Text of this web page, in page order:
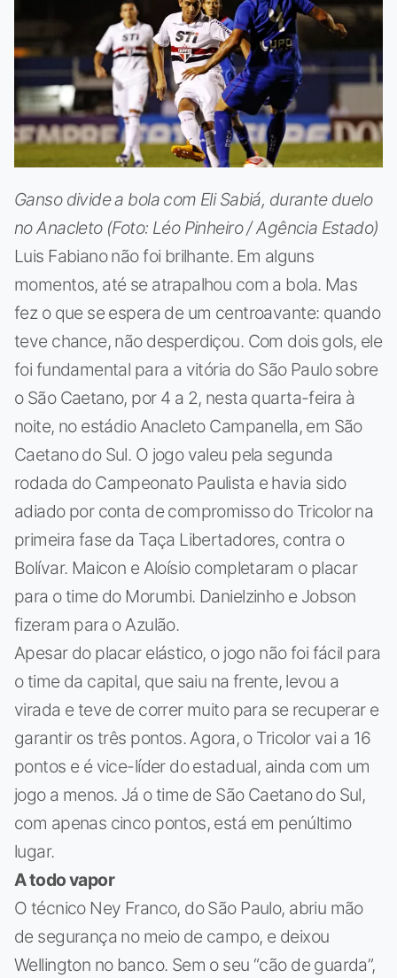
Ganso divide a bola com Eli Sabiá, durante duelo
no Anacleto (Foto: Léo Pinheiro / Agência Estado)
Luis Fabiano não foi brilhante. Em alguns
momentos, até se atrapalhou com a bola. Mas
fez o que se espera de um centroavante: quando
teve chance, não desperdiçou. Com dois gols, ele
foi fundamental para a vitória do São Paulo sobre
o São Caetano, por 4 a 2, nesta quarta-feira à
noite, no estádio Anacleto Campanella, em São
Caetano do Sul. O jogo valeu pela segunda
rodada do Campeonato Paulista e havia sido
adiado por conta de compromisso do Tricolor na
primeira fase da Taça Libertadores, contra o
Bolívar. Maicon e Aloísio completaram o placar
para o time do Morumbi. Danielzinho e Jobson
fizeram para o Azulão.
Apesar do placar elástico, o jogo não foi fácil para
o time da capital, que saiu na frente, levou a
virada e teve de correr muito para se recuperar e
garantir os três pontos. Agora, o Tricolor vai a 16
pontos e é vice-líder do estadual, ainda com um
jogo a menos. Já o time de São Caetano do Sul,
com apenas cinco pontos, está em penúltimo
lugar.
A todo vapor
O técnico Ney Franco, do São Paulo, abriu mão
de segurança no meio de campo, e deixou
Wellington no banco. Sem o seu “cão de guarda”,